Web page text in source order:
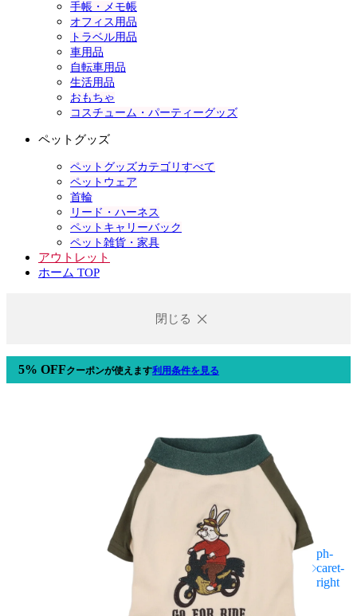
手帳・メモ帳
オフィス用品
トラベル用品
車用品
自転車用品
生活用品
おもちゃ
コスチューム・パーティーグッズ
ペットグッズ
ペットグッズカテゴリすべて
ペットウェア
首輪
リード・ハーネス
ペットキャリーバック
ペット雑貨・家具
アウトレット
ホーム TOP
閉じる
5% OFFクーポンが使えます利用条件を見る